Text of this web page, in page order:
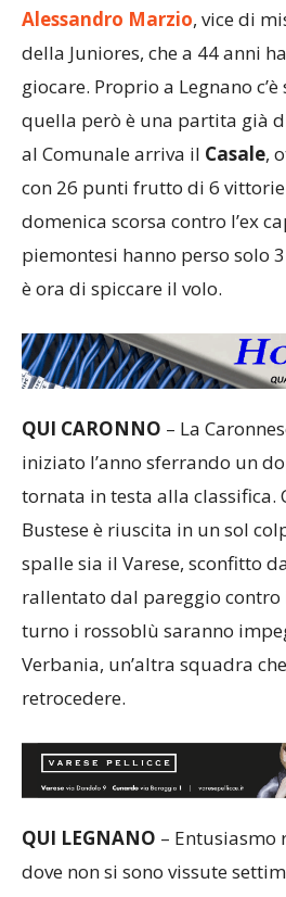
Alessandro Marzio, vice di
della Juniores, che a 44 anni
giocare. Proprio a Legnano
quella però è una partita già
al Comunale arriva il Casale,
con 26 punti frutto di 6
domenica scorsa contro l’ex
piemontesi hanno perso solo
è ora di spiccare il volo.
iniziato l’anno sferrando un
tornata in testa alla classifica.
Bustese è riuscita in un sol
spalle sia il Varese, sconfitto
rallentato dal pareggio contro
turno i rossoblù saranno
Verbania, un’altra squadra
QUI LEGNANO– Entusiasmo